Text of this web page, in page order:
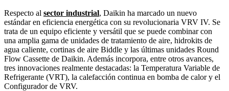
Respecto al sector industrial, Daikin ha marcado un nuevo
estándar en eficiencia energética con su revolucionaria VRV IV. Se
trata de un equipo eficiente y versátil que se puede combinar con
una amplia gama de unidades de tratamiento de aire, hidrokits de
agua caliente, cortinas de aire Biddle y las últimas unidades Round
Flow Cassette de Daikin. Además incorpora, entre otros avances,
tres innovaciones realmente destacadas: la Temperatura Variable de
Refrigerante (VRT), la calefacción continua en bomba de calor y el
Configurador de VRV.